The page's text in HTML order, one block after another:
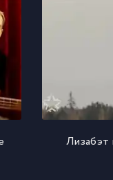
Лизабэт